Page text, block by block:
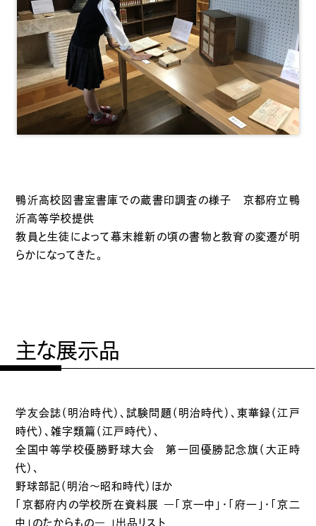
鴨沂高校図書室書庫での蔵書印調査の様子 京都府立鴨
沂高等学校提供
教員と生徒によって幕末維新の頃の書物と教育の変遷が明
らかになってきた。
主な展示品
学友会誌（明治時代）、試験問題（明治時代）、東華録（江戸
時代）、雑字類篇（江戸時代）、
全国中等学校優勝野球大会 第一回優勝記念旗（大正時
代）、
野球部記（明治〜昭和時代）ほか
「京都府内の学校所在資料展 ―「京一中」・「府一」・「京二
中」のたからもの― 」出品リスト